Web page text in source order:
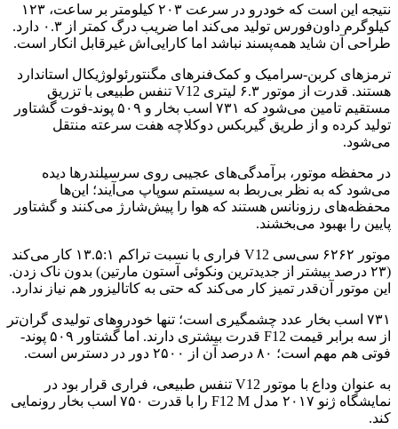
نتیجه این است که خودرو در سرعت ۲۰۳ کیلومتر بر ساعت، ۱۲۳
کیلوگرم داون‌فورس تولید می‌کند اما ضریب درگ کمتر از ۰.۳ دارد.
طراحی آن شاید همه‌پسند نباشد اما کارایی‌اش غیرقابل انکار است.
ترمزهای کربن-سرامیک و کمک‌فنرهای مگنتورئولوژیکال استاندارد
هستند. قدرت از موتور ۶.۳ لیتری V12 تنفس طبیعی با تزریق
مستقیم تامین می‌شود که ۷۳۱ اسب بخار و ۵۰۹ پوند-فوت گشتاور
تولید کرده و از طریق گیربکس دوکلاچه هفت سرعته منتقل
می‌شود.
در محفظه موتور، برآمدگی‌های عجیبی روی سرسیلندرها دیده
می‌شود که به نظر بی‌ربط به سیستم سوپاپ می‌آیند؛ این‌ها
محفظه‌های رزونانس هستند که هوا را پیش‌شارژ می‌کنند و گشتاور
پایین را بهبود می‌بخشند.
موتور ۶۲۶۲ سی‌سی V12 فراری با نسبت تراکم ۱۳.۵:۱ کار می‌کند
(۲۳ درصد بیشتر از جدیدترین ونکوئی آستون مارتین) بدون ناک زدن.
این موتور آن‌قدر تمیز کار می‌کند که حتی به کاتالیزور هم نیاز ندارد.
۷۳۱ اسب بخار عدد چشمگیری است؛ تنها خودروهای تولیدی گران‌تر
از سه برابر قیمت F12 قدرت بیشتری دارند. اما گشتاور ۵۰۹ پوند-
فوتی هم مهم است؛ ۸۰ درصد آن از ۲۵۰۰ دور در دسترس است.
به عنوان وداع با موتور V12 تنفس طبیعی، فراری قرار بود در
نمایشگاه ژنو ۲۰۱۷ مدل F12 M را با قدرت ۷۵۰ اسب بخار رونمایی
کند.